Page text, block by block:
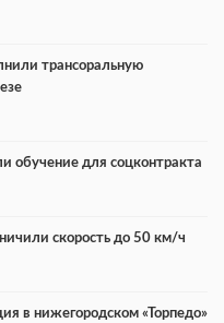
трансоральную
обучение для соцконтракта
скорость до 50 км/ч
в нижегородском «Торпедо»